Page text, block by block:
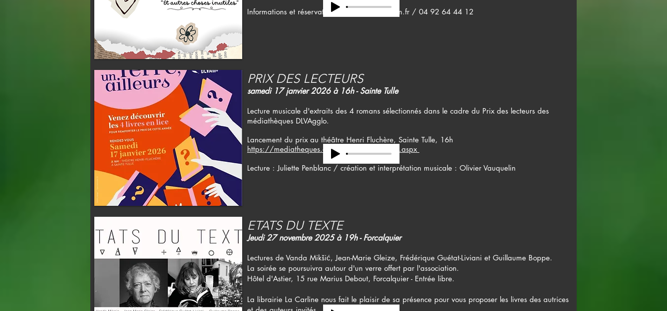
​Informations et réservation :
courrier-mlj@paam.fr / 04 92 64 44 12
PRIX DES LECTEURS
samedi 17 janvier 2026 à 16h - Sainte Tulle
Lecture musicale d'extraits des 4 romans sélectionnés dans le cadre du Prix des lecteurs des
médiathèques DLVAgglo.
Lancement du prix au théâtre Henri Fluchère, Sainte Tulle, 16h
https://mediatheques.dlva.fr/prix-des-lecteurs.aspx
Lecture : Juliette Penblanc / création et interprétation musicale : Olivier Vauquelin
ETATS DU TEXTE
Jeudi 27 novembre 2025 à 19h - Forcalquier
Lectures de Vanda Mikšić, Jean-Marie Gleize, Frédérique Guétat-Liviani et Guillaume Boppe.
La soirée se poursuivra autour d'un verre offert par l'association.
​Hôtel d'Astier, 15 rue Marius Debout, Forcalquier - Entrée libre.
La librairie La Carline nous fait le plaisir de sa présence pour vous proposer les livres des autrices